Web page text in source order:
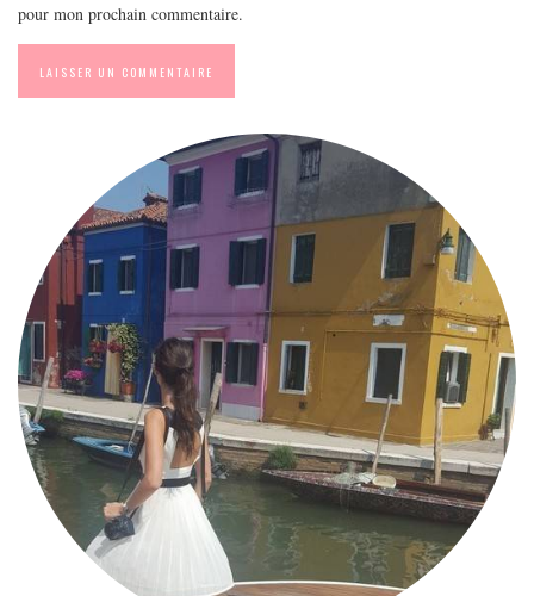
pour mon prochain commentaire.